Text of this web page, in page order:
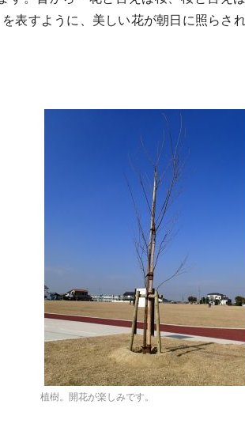
表すように、美しい花が朝日に照らさ
植樹。開花が楽しみです。